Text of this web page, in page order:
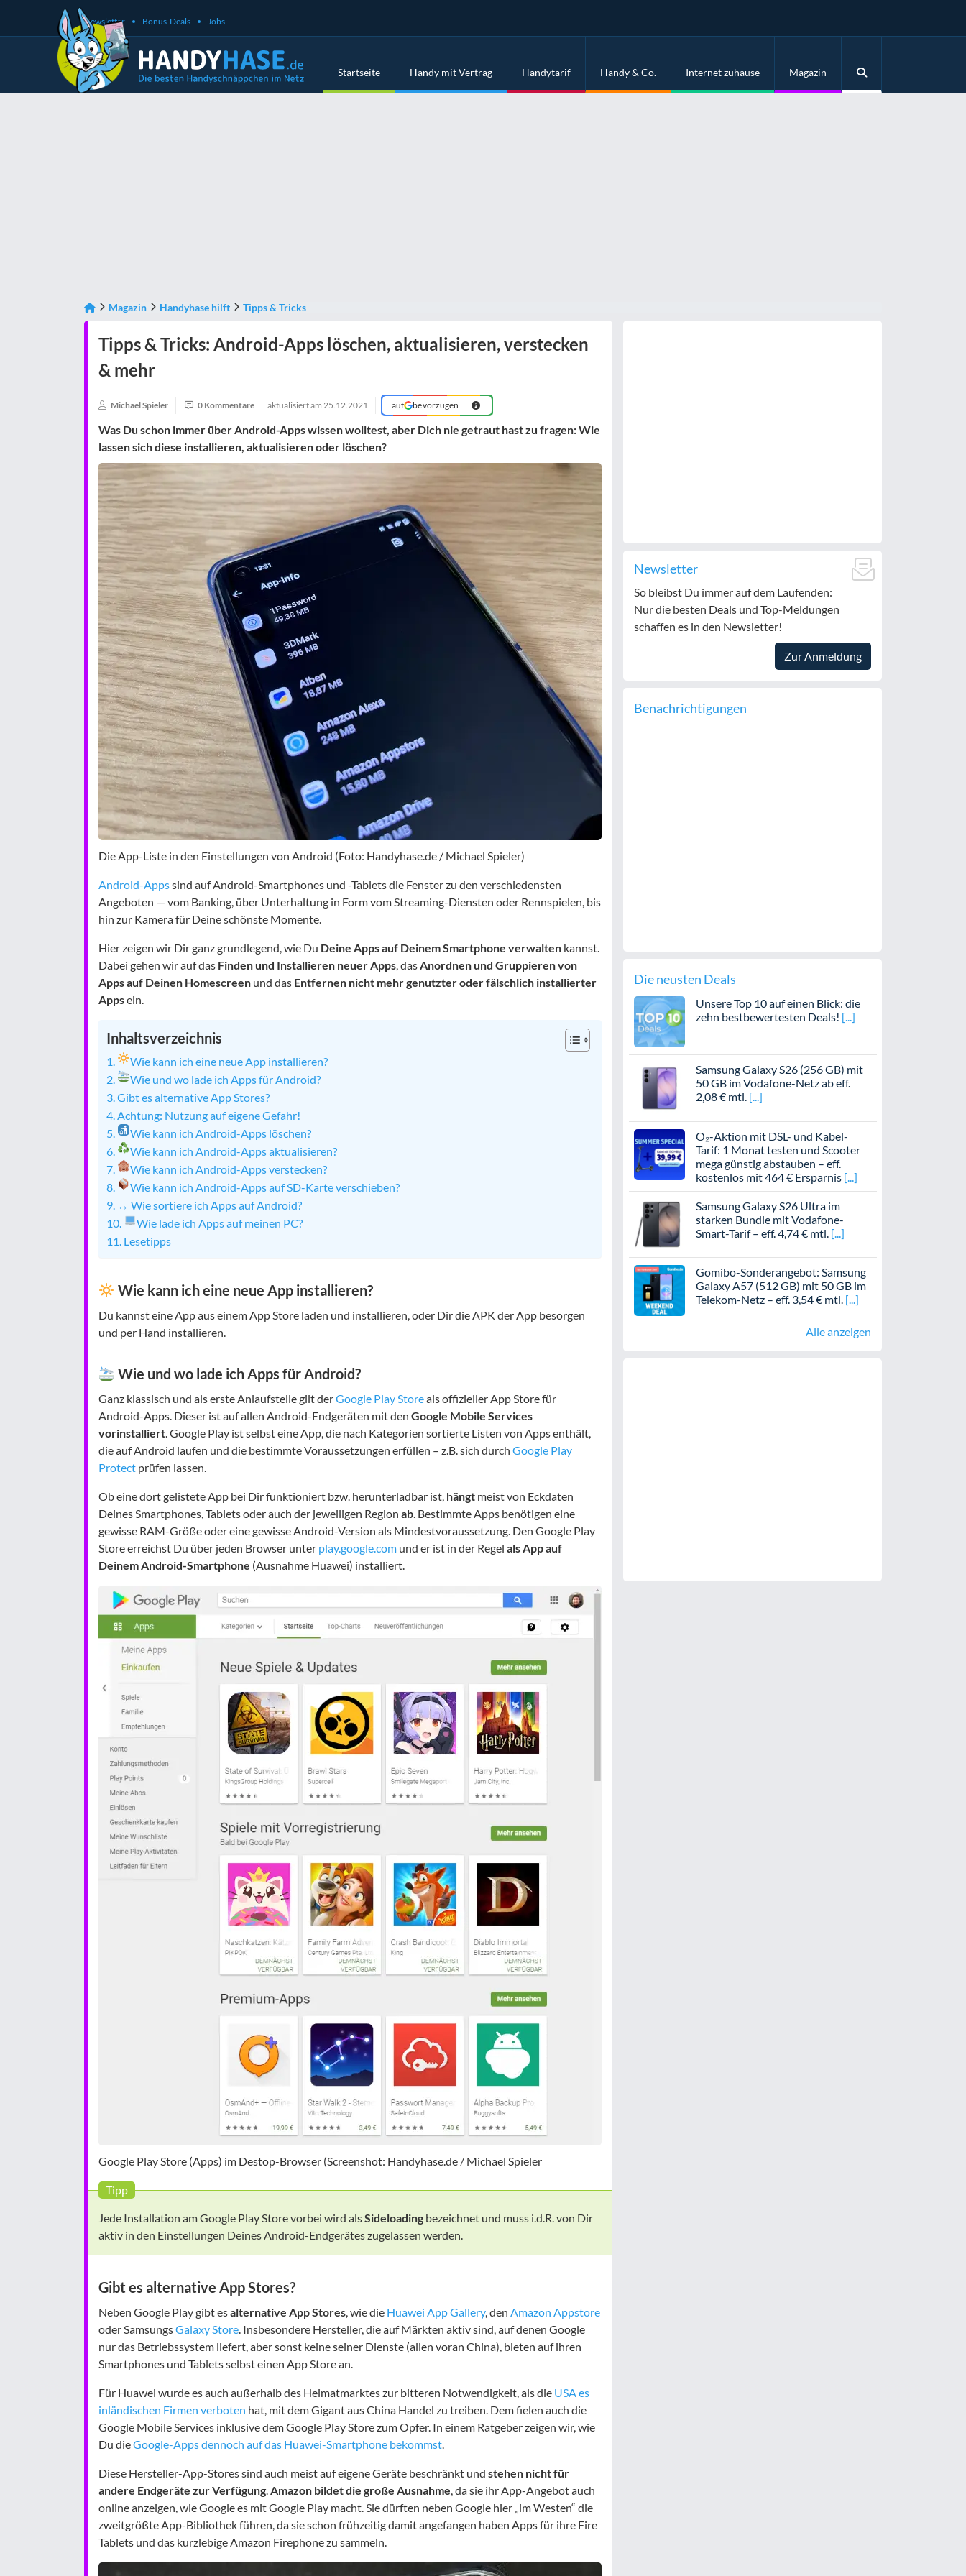
Newsletter Bonus-Deals Jobs
Startseite Handy mit Vertrag Handytarif Handy & Co. Internet zuhause Magazin
Magazin Handyhase hilft Tipps & Tricks
Tipps & Tricks: Android-Apps löschen, aktualisieren, verstecken
& mehr
Michael Spieler 0 Kommentare aktualisiert am 25.12.2021 auf bevorzugen
Was Du schon immer über Android-Apps wissen wolltest, aber Dich nie getraut hast zu fragen: Wie
lassen sich diese installieren, aktualisieren oder löschen?
Die App-Liste in den Einstellungen von Android (Foto: Handyhase.de / Michael Spieler)
Android-Appssind auf Android-Smartphones und -Tablets die Fenster zu den verschiedensten
Angeboten — vom Banking, über Unterhaltung in Form vom Streaming-Diensten oder Rennspielen, bis
hin zur Kamera für Deine schönste Momente.
Hier zeigen wir Dir ganz grundlegend, wie Du Deine Apps auf Deinem Smartphone verwalten kannst.
Dabei gehen wir auf das Finden und Installieren neuer Apps, dasAnordnen und Gruppieren von
Apps auf Deinen Homescreen und das Entfernen nicht mehr genutzter oder fälschlich installierter
Appsein.
Inhaltsverzeichnis
Wie kann ich eine neue App installieren?
Wie und wo lade ich Apps für Android?
Gibt es alternative App Stores?
Achtung: Nutzung auf eigene Gefahr!
Wie kann ich Android-Apps löschen?
Wie kann ich Android-Apps aktualisieren?
Wie kann ich Android-Apps verstecken?
Wie kann ich Android-Apps auf SD-Karte verschieben?
↔️ Wie sortiere ich Apps auf Android?
Wie lade ich Apps auf meinen PC?
Lesetipps
Wie kann ich eine neue App installieren?
Du kannst eine App aus einem App Store laden und installieren, oder Dir die APK der App besorgen
und per Hand installieren.
Wie und wo lade ich Apps für Android?
Ganz klassisch und als erste Anlaufstelle gilt derGoogle Play Storeals offizieller App Store für
Android-Apps. Dieser ist auf allen Android-Endgeräten mit den Google Mobile Services
vorinstalliert. Google Play ist selbst eine App, die nach Kategorien sortierte Listen von Apps enthält,
die auf Android laufen und die bestimmte Voraussetzungen erfüllen – z.B. sich durch Google Play
Protect prüfen lassen.
Ob eine dort gelistete App bei Dir funktioniert bzw. herunterladbar ist, hängt meist von Eckdaten
Deines Smartphones, Tablets oder auch der jeweiligen Region ab. Bestimmte Apps benötigen eine
gewisse RAM-Größe oder eine gewisse Android-Version als Mindestvoraussetzung. Den Google Play
Store erreichst Du über jeden Browser unter play.google.com und er ist in der Regel als App auf
Deinem Android-Smartphone (Ausnahme Huawei) installiert.
Google Play Store (Apps) im Destop-Browser (Screenshot: Handyhase.de / Michael Spieler
Tipp
Jede Installation am Google Play Store vorbei wird alsSideloading bezeichnet und muss i.d.R. von Dir
aktiv in den Einstellungen Deines Android-Endgerätes zugelassen werden.
Gibt es alternative App Stores?
Neben Google Play gibt esalternative App Stores, wie die Huawei App Gallery, den Amazon Appstore
oder SamsungsGalaxy Store. Insbesondere Hersteller, die auf Märkten aktiv sind, auf denen Google
nur das Betriebssystem liefert, aber sonst keine seiner Dienste (allen voran China), bieten auf ihren
Smartphones und Tablets selbst einen App Store an.
Für Huawei wurde es auch außerhalb des Heimatmarktes zur bitteren Notwendigkeit, als die USA es
inländischen Firmen verboten hat, mit dem Gigant aus China Handel zu treiben. Dem fielen auch die
Google Mobile Services inklusive dem Google Play Store zum Opfer. In einem Ratgeber zeigen wir, wie
Du dieGoogle-Apps dennoch auf das Huawei-Smartphone bekommst.
Diese Hersteller-App-Stores sind auch meist auf eigene Geräte beschränkt und stehen nicht für
andere Endgeräte zur Verfügung.Amazon bildet die große Ausnahme, da sie ihr App-Angebot auch
online anzeigen, wie Google es mit Google Play macht. Sie dürften neben Google hier „im Westen“ die
zweitgrößte App-Bibliothek führen, da sie schon frühzeitig damit angefangen haben Apps für ihre Fire
Tablets und das kurzlebige Amazon Firephone zu sammeln.
Newsletter
So bleibst Du immer auf dem Laufenden:
Nur die besten Deals und Top-Meldungen
schaffen es in den Newsletter!
Zur Anmeldung
Benachrichtigungen
Die neusten Deals
Unsere Top 10 auf einen Blick: die
zehn bestbewertesten Deals!
Samsung Galaxy S26 (256 GB) mit
50 GB im Vodafone-Netz ab eff.
2,08 € mtl.
O₂-Aktion mit DSL- und Kabel-
Tarif: 1 Monat testen und Scooter
mega günstig abstauben – eff.
kostenlos mit 464 € Ersparnis
Samsung Galaxy S26 Ultra im
starken Bundle mit Vodafone-
Smart-Tarif – eff. 4,74 € mtl.
Gomibo-Sonderangebot: Samsung
Galaxy A57 (512 GB) mit 50 GB im
Telekom-Netz – eff. 3,54 € mtl.
Alle anzeigen